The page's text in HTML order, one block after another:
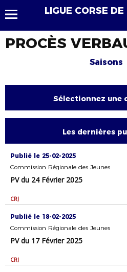
LIGUE CORSE
PROCÈS
Saisons
Sélectionnez une
Les dernières
Publié le 25-02-2025
Commission Régionale des Jeunes
PV du 24 Février 2025
CRJ
Publié le 18-02-2025
Commission Régionale des Jeunes
PV du 17 Février 2025
CRJ